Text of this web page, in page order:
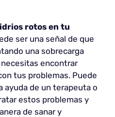
rotos en tu
ser una señal de que
una sobrecarga
encontrar
tus problemas. Puede
ayuda de un terapeuta o
estos problemas y
de sanar y